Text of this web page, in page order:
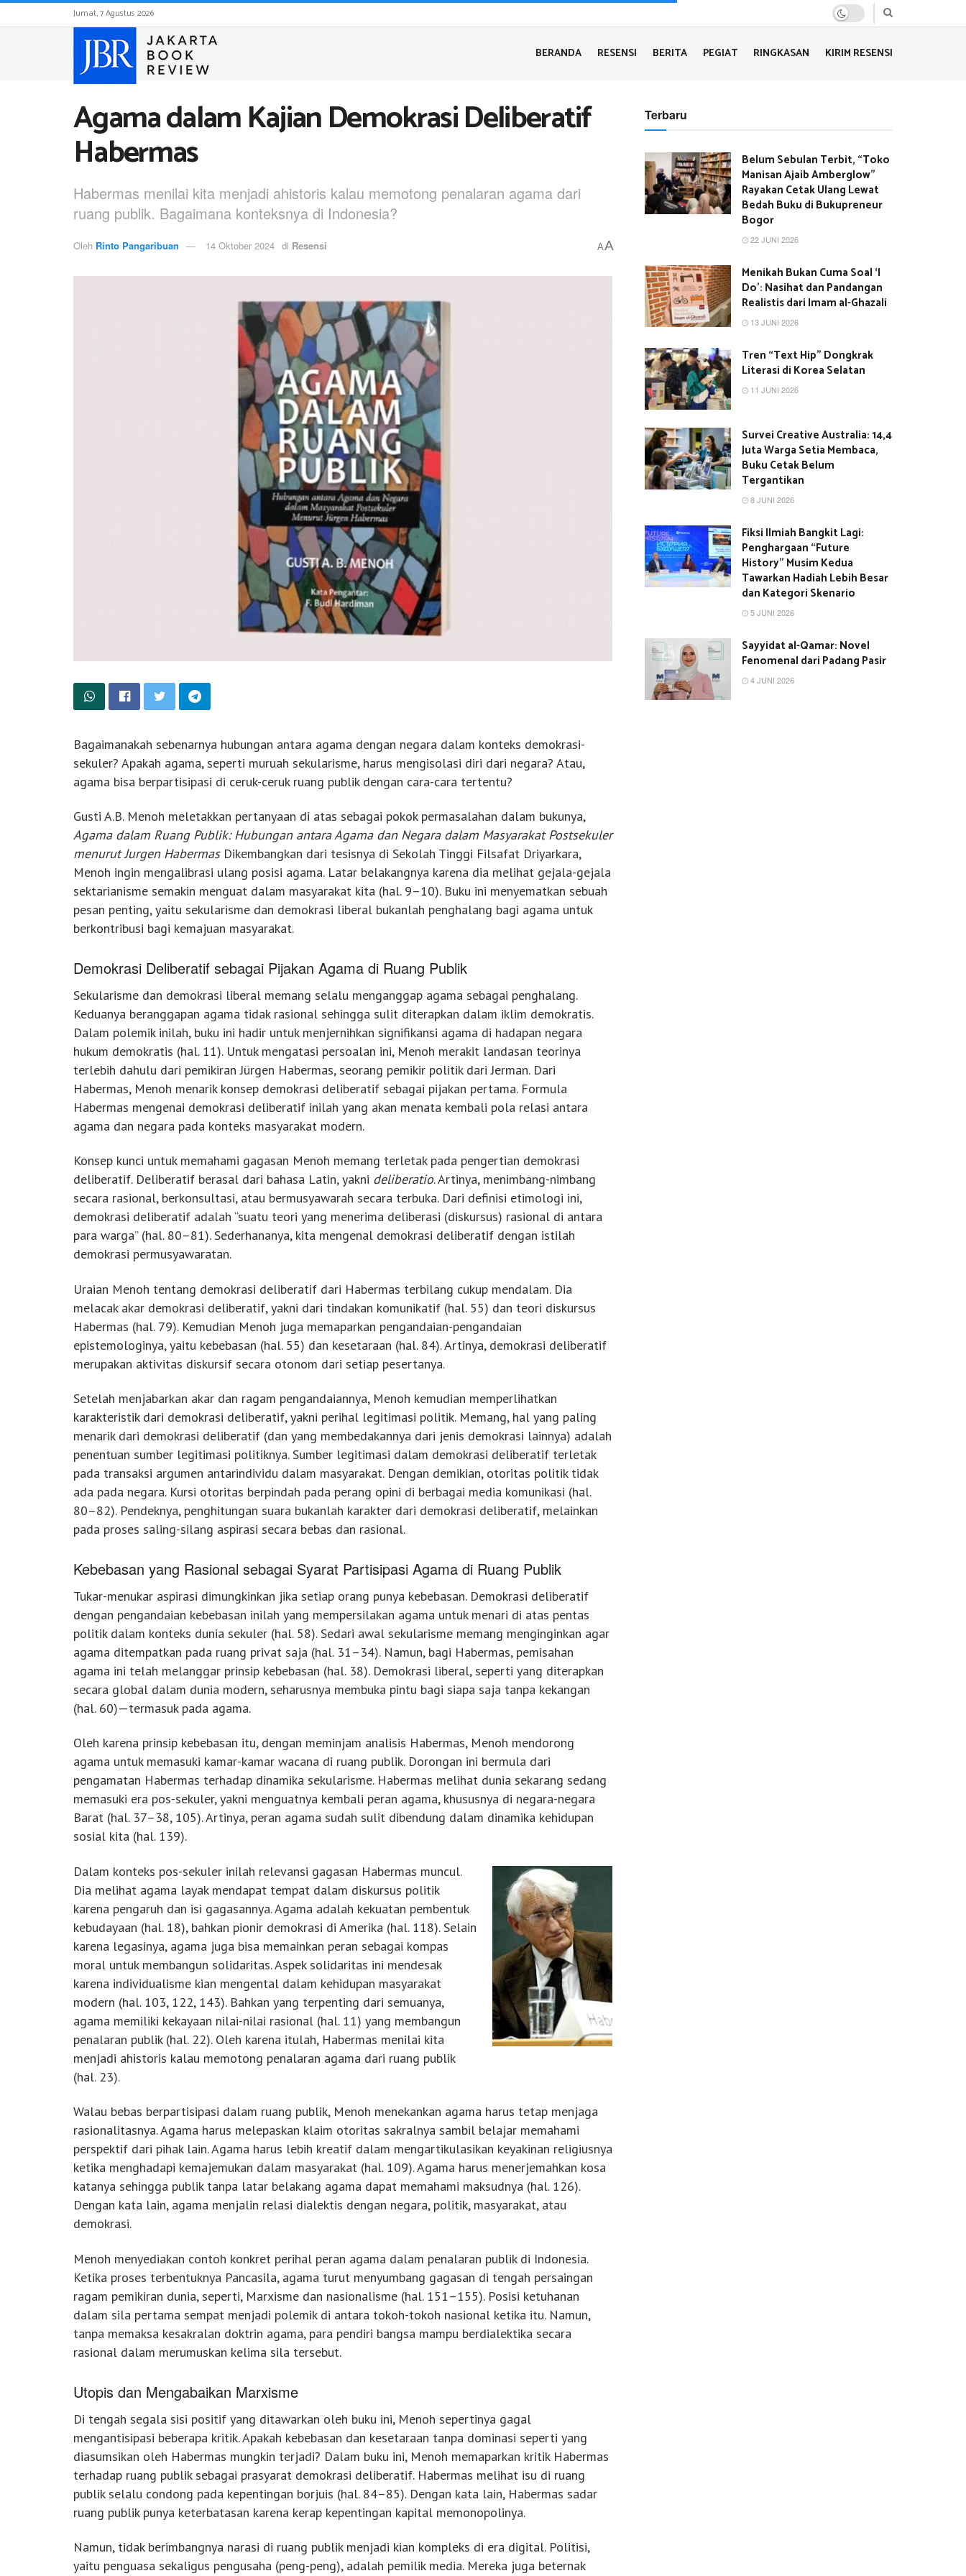
Jumat, 7 Agustus 2026
BERANDA RESENSI BERITA PEGIAT RINGKASAN KIRIM RESENSI
Agama dalam Kajian Demokrasi Deliberatif
Habermas
Habermas menilai kita menjadi ahistoris kalau memotong penalaran agama dari
ruang publik. Bagaimana konteksnya di Indonesia?
Oleh Rinto Pangaribuan 14 Oktober 2024 di Resensi AA
Bagaimanakah sebenarnya hubungan antara agama dengan negara dalam konteks demokrasi-
sekuler? Apakah agama, seperti muruah sekularisme, harus mengisolasi diri dari negara? Atau,
agama bisa berpartisipasi di ceruk-ceruk ruang publik dengan cara-cara tertentu?
Gusti A.B. Menoh meletakkan pertanyaan di atas sebagai pokok permasalahan dalam bukunya,
Agama dalam Ruang Publik: Hubungan antara Agama dan Negara dalam Masyarakat Postsekuler
menurut Jurgen Habermas Dikembangkan dari tesisnya di Sekolah Tinggi Filsafat Driyarkara,
Menoh ingin mengalibrasi ulang posisi agama. Latar belakangnya karena dia melihat gejala-gejala
sektarianisme semakin menguat dalam masyarakat kita (hal. 9–10). Buku ini menyematkan sebuah
pesan penting, yaitu sekularisme dan demokrasi liberal bukanlah penghalang bagi agama untuk
berkontribusi bagi kemajuan masyarakat.
Demokrasi Deliberatif sebagai Pijakan Agama di Ruang Publik
Sekularisme dan demokrasi liberal memang selalu menganggap agama sebagai penghalang.
Keduanya beranggapan agama tidak rasional sehingga sulit diterapkan dalam iklim demokratis.
Dalam polemik inilah, buku ini hadir untuk menjernihkan signifikansi agama di hadapan negara
hukum demokratis (hal. 11). Untuk mengatasi persoalan ini, Menoh merakit landasan teorinya
terlebih dahulu dari pemikiran Jürgen Habermas, seorang pemikir politik dari Jerman. Dari
Habermas, Menoh menarik konsep demokrasi deliberatif sebagai pijakan pertama. Formula
Habermas mengenai demokrasi deliberatif inilah yang akan menata kembali pola relasi antara
agama dan negara pada konteks masyarakat modern.
Konsep kunci untuk memahami gagasan Menoh memang terletak pada pengertian demokrasi
deliberatif. Deliberatif berasal dari bahasa Latin, yakni deliberatio. Artinya, menimbang-nimbang
secara rasional, berkonsultasi, atau bermusyawarah secara terbuka. Dari definisi etimologi ini,
demokrasi deliberatif adalah “suatu teori yang menerima deliberasi (diskursus) rasional di antara
para warga” (hal. 80–81). Sederhananya, kita mengenal demokrasi deliberatif dengan istilah
demokrasi permusyawaratan.
Uraian Menoh tentang demokrasi deliberatif dari Habermas terbilang cukup mendalam. Dia
melacak akar demokrasi deliberatif, yakni dari tindakan komunikatif (hal. 55) dan teori diskursus
Habermas (hal. 79). Kemudian Menoh juga memaparkan pengandaian-pengandaian
epistemologinya, yaitu kebebasan (hal. 55) dan kesetaraan (hal. 84). Artinya, demokrasi deliberatif
merupakan aktivitas diskursif secara otonom dari setiap pesertanya.
Setelah menjabarkan akar dan ragam pengandaiannya, Menoh kemudian memperlihatkan
karakteristik dari demokrasi deliberatif, yakni perihal legitimasi politik. Memang, hal yang paling
menarik dari demokrasi deliberatif (dan yang membedakannya dari jenis demokrasi lainnya) adalah
penentuan sumber legitimasi politiknya. Sumber legitimasi dalam demokrasi deliberatif terletak
pada transaksi argumen antarindividu dalam masyarakat. Dengan demikian, otoritas politik tidak
ada pada negara. Kursi otoritas berpindah pada perang opini di berbagai media komunikasi (hal.
80–82). Pendeknya, penghitungan suara bukanlah karakter dari demokrasi deliberatif, melainkan
pada proses saling-silang aspirasi secara bebas dan rasional.
Kebebasan yang Rasional sebagai Syarat Partisipasi Agama di Ruang Publik
Tukar-menukar aspirasi dimungkinkan jika setiap orang punya kebebasan. Demokrasi deliberatif
dengan pengandaian kebebasan inilah yang mempersilakan agama untuk menari di atas pentas
politik dalam konteks dunia sekuler (hal. 58). Sedari awal sekularisme memang menginginkan agar
agama ditempatkan pada ruang privat saja (hal. 31–34). Namun, bagi Habermas, pemisahan
agama ini telah melanggar prinsip kebebasan (hal. 38). Demokrasi liberal, seperti yang diterapkan
secara global dalam dunia modern, seharusnya membuka pintu bagi siapa saja tanpa kekangan
(hal. 60)—termasuk pada agama.
Oleh karena prinsip kebebasan itu, dengan meminjam analisis Habermas, Menoh mendorong
agama untuk memasuki kamar-kamar wacana di ruang publik. Dorongan ini bermula dari
pengamatan Habermas terhadap dinamika sekularisme. Habermas melihat dunia sekarang sedang
memasuki era pos-sekuler, yakni menguatnya kembali peran agama, khususnya di negara-negara
Barat (hal. 37–38, 105). Artinya, peran agama sudah sulit dibendung dalam dinamika kehidupan
sosial kita (hal. 139).
Dalam konteks pos-sekuler inilah relevansi gagasan Habermas muncul.
Dia melihat agama layak mendapat tempat dalam diskursus politik
karena pengaruh dan isi gagasannya. Agama adalah kekuatan pembentuk
kebudayaan (hal. 18), bahkan pionir demokrasi di Amerika (hal. 118). Selain
karena legasinya, agama juga bisa memainkan peran sebagai kompas
moral untuk membangun solidaritas. Aspek solidaritas ini mendesak
karena individualisme kian mengental dalam kehidupan masyarakat
modern (hal. 103, 122, 143). Bahkan yang terpenting dari semuanya,
agama memiliki kekayaan nilai-nilai rasional (hal. 11) yang membangun
penalaran publik (hal. 22). Oleh karena itulah, Habermas menilai kita
menjadi ahistoris kalau memotong penalaran agama dari ruang publik
(hal. 23).
Walau bebas berpartisipasi dalam ruang publik, Menoh menekankan agama harus tetap menjaga
rasionalitasnya. Agama harus melepaskan klaim otoritas sakralnya sambil belajar memahami
perspektif dari pihak lain. Agama harus lebih kreatif dalam mengartikulasikan keyakinan religiusnya
ketika menghadapi kemajemukan dalam masyarakat (hal. 109). Agama harus menerjemahkan kosa
katanya sehingga publik tanpa latar belakang agama dapat memahami maksudnya (hal. 126).
Dengan kata lain, agama menjalin relasi dialektis dengan negara, politik, masyarakat, atau
demokrasi.
Menoh menyediakan contoh konkret perihal peran agama dalam penalaran publik di Indonesia.
Ketika proses terbentuknya Pancasila, agama turut menyumbang gagasan di tengah persaingan
ragam pemikiran dunia, seperti, Marxisme dan nasionalisme (hal. 151–155). Posisi ketuhanan
dalam sila pertama sempat menjadi polemik di antara tokoh-tokoh nasional ketika itu. Namun,
tanpa memaksa kesakralan doktrin agama, para pendiri bangsa mampu berdialektika secara
rasional dalam merumuskan kelima sila tersebut.
Utopis dan Mengabaikan Marxisme
Di tengah segala sisi positif yang ditawarkan oleh buku ini, Menoh sepertinya gagal
mengantisipasi beberapa kritik. Apakah kebebasan dan kesetaraan tanpa dominasi seperti yang
diasumsikan oleh Habermas mungkin terjadi? Dalam buku ini, Menoh memaparkan kritik Habermas
terhadap ruang publik sebagai prasyarat demokrasi deliberatif. Habermas melihat isu di ruang
publik selalu condong pada kepentingan borjuis (hal. 84–85). Dengan kata lain, Habermas sadar
ruang publik punya keterbatasan karena kerap kepentingan kapital memonopolinya.
Namun, tidak berimbangnya narasi di ruang publik menjadi kian kompleks di era digital. Politisi,
yaitu penguasa sekaligus pengusaha (peng-peng), adalah pemilik media. Mereka juga beternak
Terbaru
Belum Sebulan Terbit, “Toko
Manisan Ajaib Amberglow”
Rayakan Cetak Ulang Lewat
Bedah Buku di Bukupreneur
Bogor
22 JUNI 2026
Menikah Bukan Cuma Soal ‘I
Do’: Nasihat dan Pandangan
Realistis dari Imam al-Ghazali
13 JUNI 2026
Tren “Text Hip” Dongkrak
Literasi di Korea Selatan
11 JUNI 2026
Survei Creative Australia: 14,4
Juta Warga Setia Membaca,
Buku Cetak Belum
Tergantikan
8 JUNI 2026
Fiksi Ilmiah Bangkit Lagi:
Penghargaan “Future
History” Musim Kedua
Tawarkan Hadiah Lebih Besar
dan Kategori Skenario
5 JUNI 2026
Sayyidat al-Qamar: Novel
Fenomenal dari Padang Pasir
4 JUNI 2026